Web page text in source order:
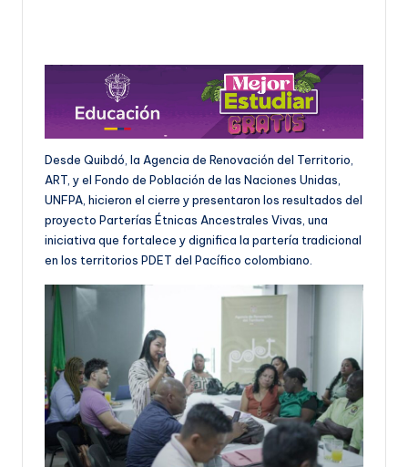
Desde Quibdó, la Agencia de Renovación del Territorio,
ART, y el Fondo de Población de las Naciones Unidas,
UNFPA, hicieron el cierre y presentaron los resultados del
proyecto Parterías Étnicas Ancestrales Vivas, una
iniciativa que fortalece y dignifica la partería tradicional
en los territorios PDET del Pacífico colombiano.